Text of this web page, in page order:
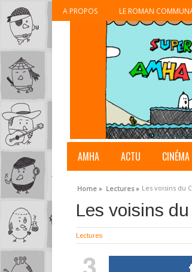
A PROPOS LE ROMAN
AMHA ACTU CINÉMA
Home » Lectures » Les voisins du
Les voisins
Lectures